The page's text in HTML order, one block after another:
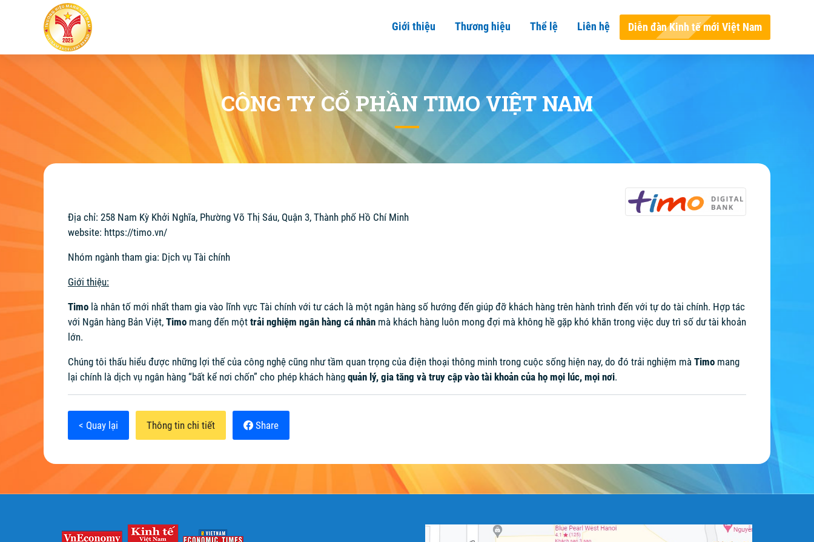
Giới thiệu Thương hiệu Thể lệ Liên hệ Diễn đàn Kinh tế mới Việt Nam
CÔNG TY CỔ PHẦN TIMO VIỆT NAM
Địa chỉ: 258 Nam Kỳ Khởi Nghĩa, Phường Võ Thị Sáu, Quận 3, Thành phố Hồ Chí Minh
website: https://timo.vn/
Nhóm ngành tham gia: Dịch vụ Tài chính
Giới thiệu:
Timo là nhân tố mới nhất tham gia vào lĩnh vực Tài chính với tư cách là một ngân hàng số hướng đến giúp đỡ khách hàng trên hành trình đến với tự do tài chính. Hợp tác
với Ngân hàng Bản Việt, Timo mang đến một trải nghiệm ngân hàng cá nhân mà khách hàng luôn mong đợi mà không hề gặp khó khăn trong việc duy trì số dư tài khoản
lớn.
Chúng tôi thấu hiểu được những lợi thế của công nghệ cũng như tầm quan trọng của điện thoại thông minh trong cuộc sống hiện nay, do đó trải nghiệm mà Timo mang
lại chính là dịch vụ ngân hàng “bất kể nơi chốn” cho phép khách hàng quản lý, gia tăng và truy cập vào tài khoản của họ mọi lúc, mọi nơi.
< Quay lại Thông tin chi tiết Share